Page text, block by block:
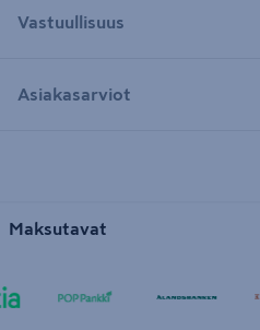
Vastuullisuus
Asiakasarviot
Maksutavat